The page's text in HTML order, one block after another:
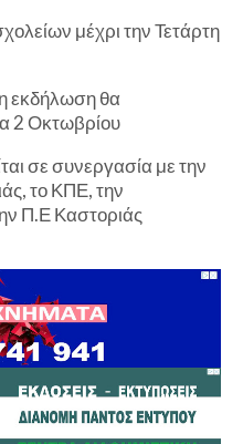
μέχρι την Τετάρτη
εκδήλωση θα
2 Οκτωβρίου
σε συνεργασία με την
το ΚΠΕ, την
Π.Ε Καστοριάς